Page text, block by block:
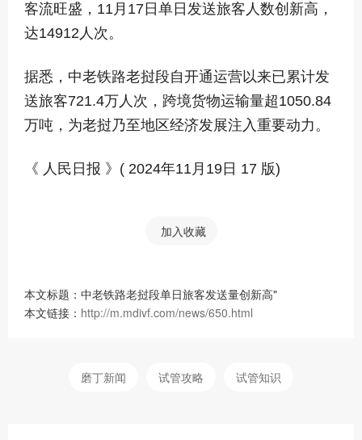
客流旺盛，11月17日单日发送旅客人数创新高，
达14912人次。
据悉，中老铁路老挝段自开通运营以来已累计发
送旅客721.4万人次，跨境货物运输量超1050.84
万吨，为老挝乃至地区经济发展注入重要动力。
《 人民日报 》( 2024年11月19日 17 版)
加入收藏
本文标题：中老铁路老挝段单日旅客发送量创新高"
本文链接： http://m.mdivf.com/news/650.html
磨丁新闻 试管攻略 试管知识